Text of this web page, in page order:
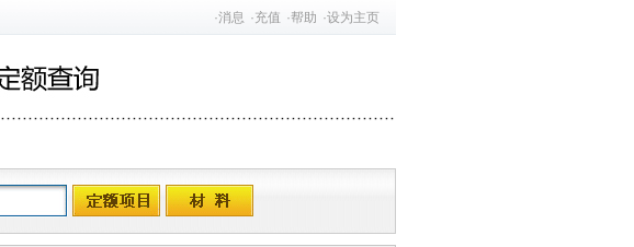
·消息 ·充值 ·帮助 ·设为主页